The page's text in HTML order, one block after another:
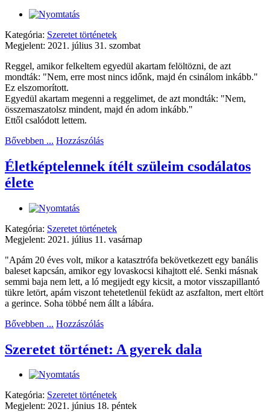
Kategória: Szeretet történetek
Megjelent: 2021. július 31. szombat
Reggel, amikor felkeltem egyedül akartam felöltözni, de azt
mondták: "Nem, erre most nincs időnk, majd én csinálom inkább."
Ez elszomorított.
Egyedül akartam megenni a reggelimet, de azt mondták: "Nem,
összemaszatolsz mindent, majd én adom inkább."
Ettől csalódott lettem.
Bővebben ... Hozzászólás
Életképtelennek ítélt szüleim csodálatos
élete
Kategória: Szeretet történetek
Megjelent: 2021. július 11. vasárnap
"Apám 20 éves volt, mikor a katasztrófa bekövetkezett egy banális
baleset kapcsán, amikor egy lovaskocsi kihajtott elé. Senki másnak
semmi baja nem lett, a ló megijedt egy kicsit, a motor visszapillantó
tükre letört, apám viszont tehetetlenül feküdt az aszfalton, mert eltört
a gerince. Soha többé nem állt a lábára.
Bővebben ... Hozzászólás
Szeretet történet: A gyerek dala
Kategória: Szeretet történetek
Megjelent: 2021. június 18. péntek